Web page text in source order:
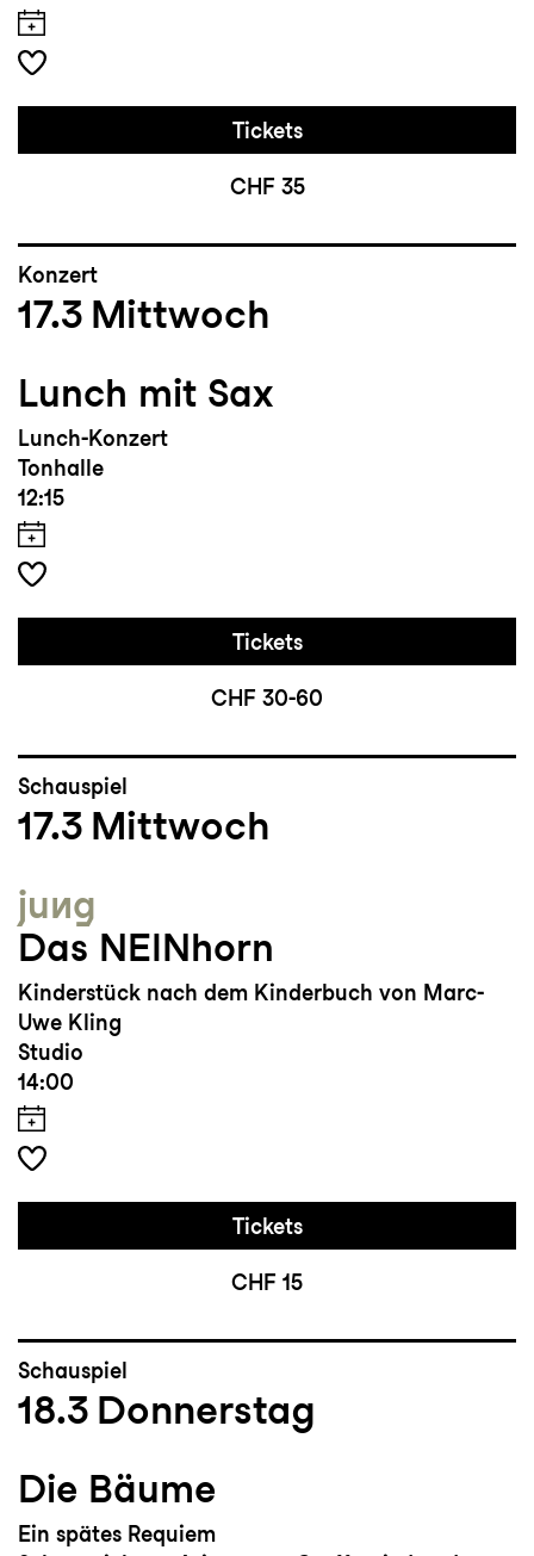
Tickets
CHF 35
Konzert
17.3 Mittwoch
Lunch mit Sax
Lunch-Konzert
Tonhalle
12:15
Tickets
CHF 30-60
Schauspiel
17.3 Mittwoch
jung
Das NEINhorn
Kinderstück nach dem Kinderbuch von Marc-
Uwe Kling
Studio
14:00
Tickets
CHF 15
Schauspiel
18.3 Donnerstag
Die Bäume
Ein spätes Requiem